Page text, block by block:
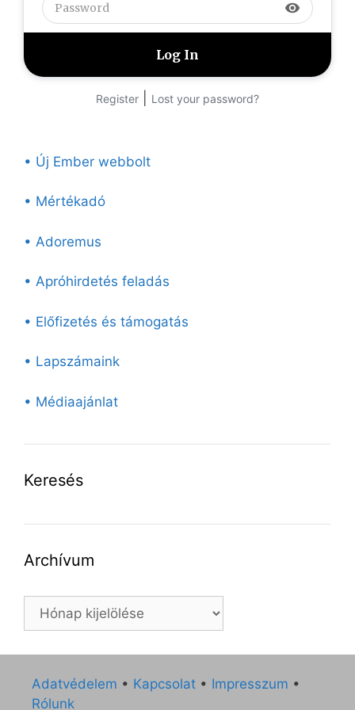
visibility
Register Lost your password?
• Új Ember webbolt
• Mértékadó
• Adoremus
• Apróhirdetés feladás
• Előfizetés és támogatás
• Lapszámaink
• Médiaajánlat
Keresés
Archívum
Archívum
Adatvédelem • Kapcsolat • Impresszum •
Rólunk